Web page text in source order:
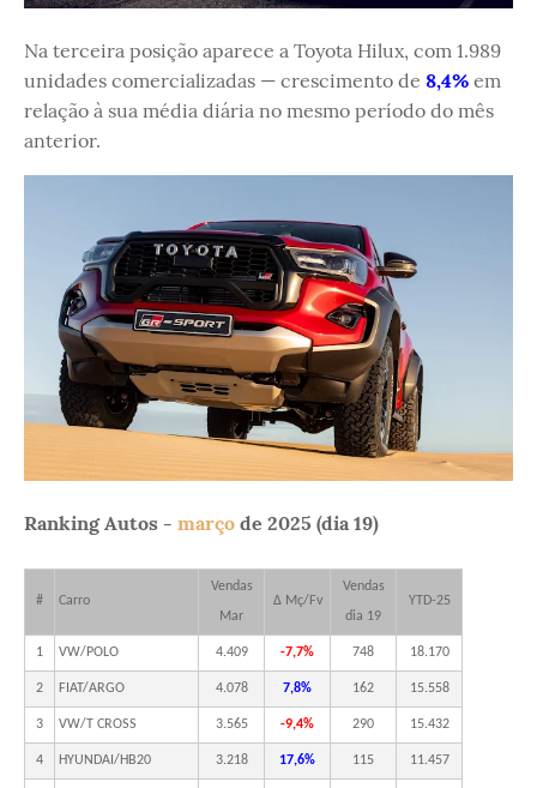
Na terceira posição aparece a Toyota Hilux, com 1.989
unidades comercializadas — crescimento de 8,4% em
relação à sua média diária no mesmo período do mês
anterior.
Ranking Autos - março de 2025 (dia 19)
# Carro
Vendas
Mar
Δ Mç/Fv
Vendas
dia 19
YTD-25
1 VW/POLO 4.409 -7,7% 748 18.170
2 FIAT/ARGO 4.078 7,8% 162 15.558
3 VW/T CROSS 3.565 -9,4% 290 15.432
4 HYUNDAI/HB20 3.218 17,6% 115 11.457